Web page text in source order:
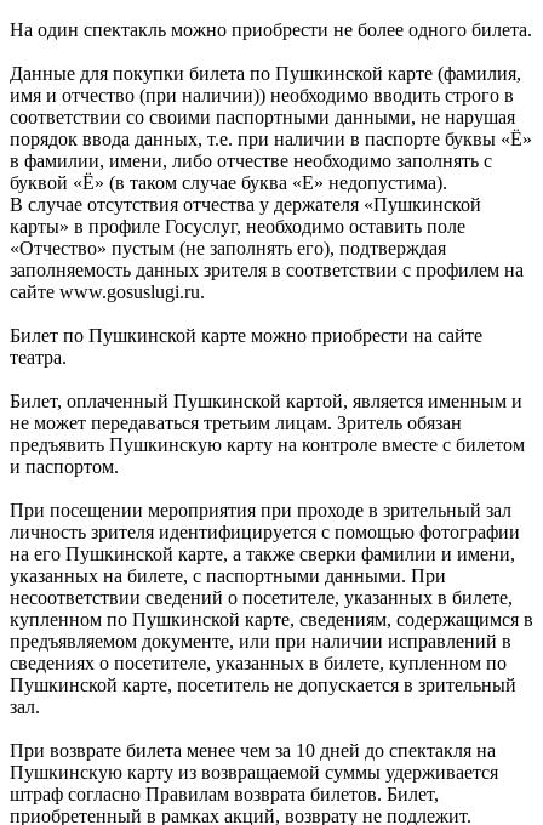
На один спектакль можно приобрести не более одного билета.
Данные для покупки билета по Пушкинской карте (фамилия,
имя и отчество (при наличии)) необходимо вводить строго в
соответствии со своими паспортными данными, не нарушая
порядок ввода данных, т.е. при наличии в паспорте буквы «Ё»
в фамилии, имени, либо отчестве необходимо заполнять с
буквой «Ё» (в таком случае буква «Е» недопустима).
В случае отсутствия отчества у держателя «Пушкинской
карты» в профиле Госуслуг, необходимо оставить поле
«Отчество» пустым (не заполнять его), подтверждая
заполняемость данных зрителя в соответствии с профилем на
сайте www.gosuslugi.ru.
Билет по Пушкинской карте можно приобрести на сайте
театра.
Билет, оплаченный Пушкинской картой, является именным и
не может передаваться третьим лицам. Зритель обязан
предъявить Пушкинскую карту на контроле вместе с билетом
и паспортом.
При посещении мероприятия при проходе в зрительный зал
личность зрителя идентифицируется с помощью фотографии
на его Пушкинской карте, а также сверки фамилии и имени,
указанных на билете, с паспортными данными. При
несоответствии сведений о посетителе, указанных в билете,
купленном по Пушкинской карте, сведениям, содержащимся в
предъявляемом документе, или при наличии исправлений в
сведениях о посетителе, указанных в билете, купленном по
Пушкинской карте, посетитель не допускается в зрительный
зал.
При возврате билета менее чем за 10 дней до спектакля на
Пушкинскую карту из возвращаемой суммы удерживается
штраф согласно Правилам возврата билетов. Билет,
приобретенный в рамках акций, возврату не подлежит.